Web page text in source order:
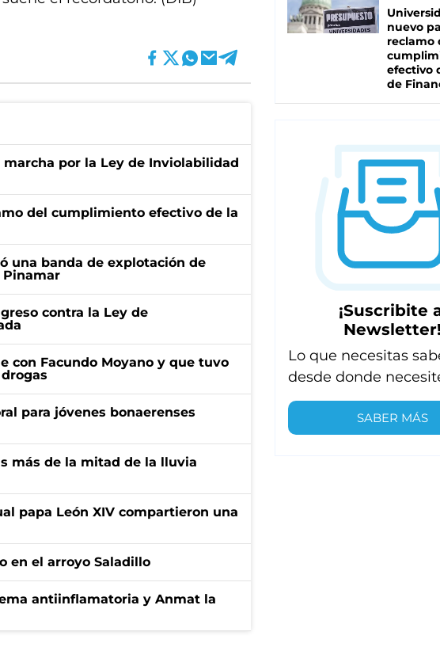
por la Ley de Inviolabilidad
del cumplimiento efectivo de la
una banda de explotación de
Pinamar
contra la Ley de
con Facundo Moyano y que tuvo
para jóvenes bonaerenses
más de la mitad de la lluvia
papa León XIV compartieron una
en el arroyo Saladillo
antiinflamatoria y Anmat la
nuevo
reclamo
efectivo
de
¡Suscribite
Newsletter!
Lo que necesitas
desde donde
SABER MÁS